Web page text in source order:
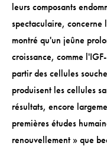
leurs composants
spectaculaire, concerne
montré qu'un jeûne
croissance, comme
partir des cellules
produisent les cellules
résultats, encore
premières études
renouvellement » que